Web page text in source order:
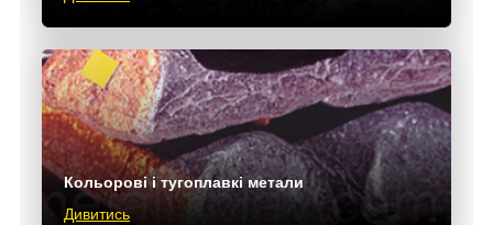
Кольорові і тугоплавкі метали
Дивитись